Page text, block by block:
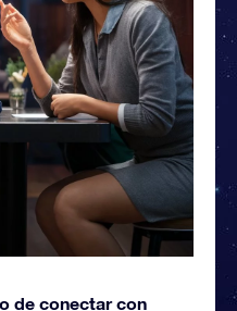
de conectar con